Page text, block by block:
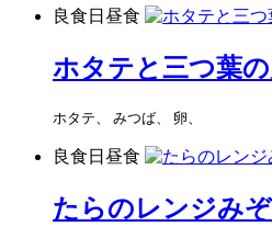
良食日昼食
ホタテと三つ葉
ホタテ、 みつば、 卵、
良食日昼食
たらのレンジみ